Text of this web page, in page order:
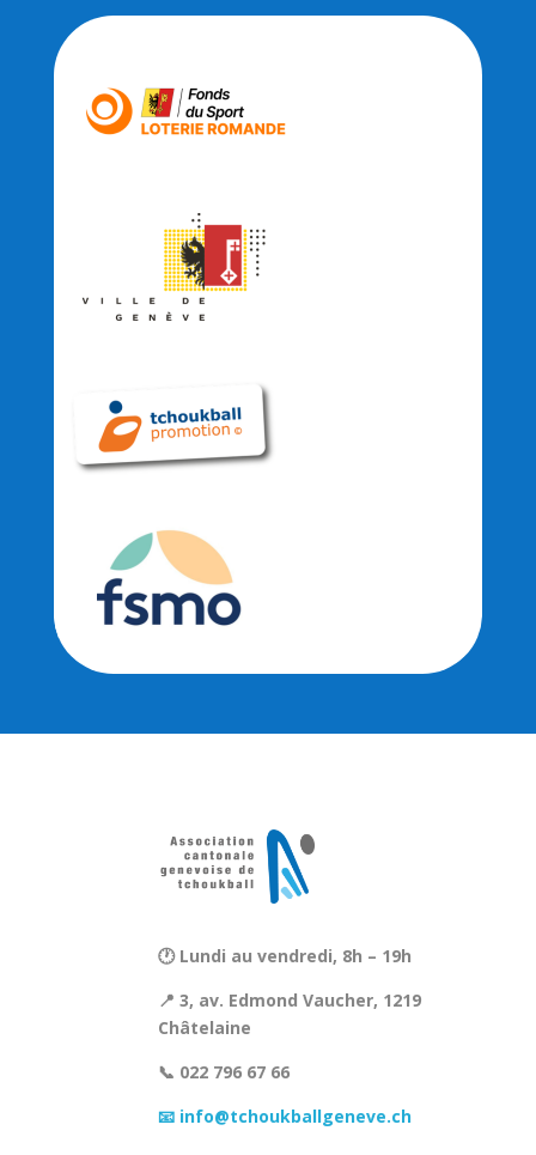
🕐 Lundi au vendredi, 8h – 19h
📍 3, av. Edmond Vaucher, 1219
Châtelaine
📞 022 796 67 66
📧 info@tchoukballgeneve.ch